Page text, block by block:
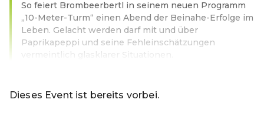
So feiert Brombeerbertl in seinem neuen Programm
„10-Meter-Turm“ einen Abend der Beinahe-Erfolge im
Leben. Gelacht werden darf mit und über
Paprikapeppi und seine Fehleinschätzungen
vermeintlich glasklarer Situationen.
Dieses Event ist bereits vorbei.